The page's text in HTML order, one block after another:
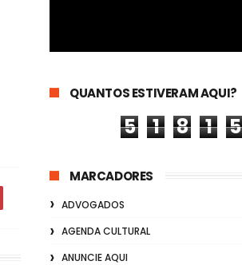
QUANTOS ESTIVERAM AQUI?
5 1 8 1 5
MARCADORES
ADVOGADOS
AGENDA CULTURAL
ANUNCIE AQUI